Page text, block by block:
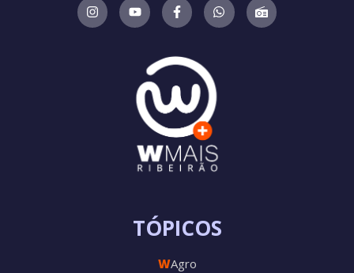
TÓPICOS
WAgro